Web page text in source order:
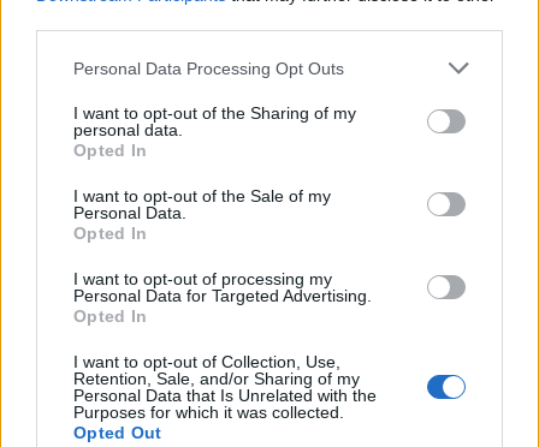
Please note that this website/app uses one or more Google
not limited to your visit or usage behaviour. You may click to
grant or deny consent to Google and its third-party tags to
use your data for below specified purposes in below Google
consent section.
Personal Data Processing Opt Outs
I want to opt-out of the Sharing of my
personal data.
Opted In
I want to opt-out of the Sale of my
Personal Data.
Opted In
I want to opt-out of processing my
Personal Data for Targeted Advertising.
Opted In
I want to opt-out of Collection, Use,
Retention, Sale, and/or Sharing of my
Personal Data that Is Unrelated with the
Purposes for which it was collected.
Opted Out
βγαλμένη από άλλο
κόσμο
Λίγα χιλιόμετρα από το
ένα από τα πιο
χαρακτηριστικά τοπία της
τουρισμός
Στο αποκορύφωμά της
η έξοδος των
αδειούχων του